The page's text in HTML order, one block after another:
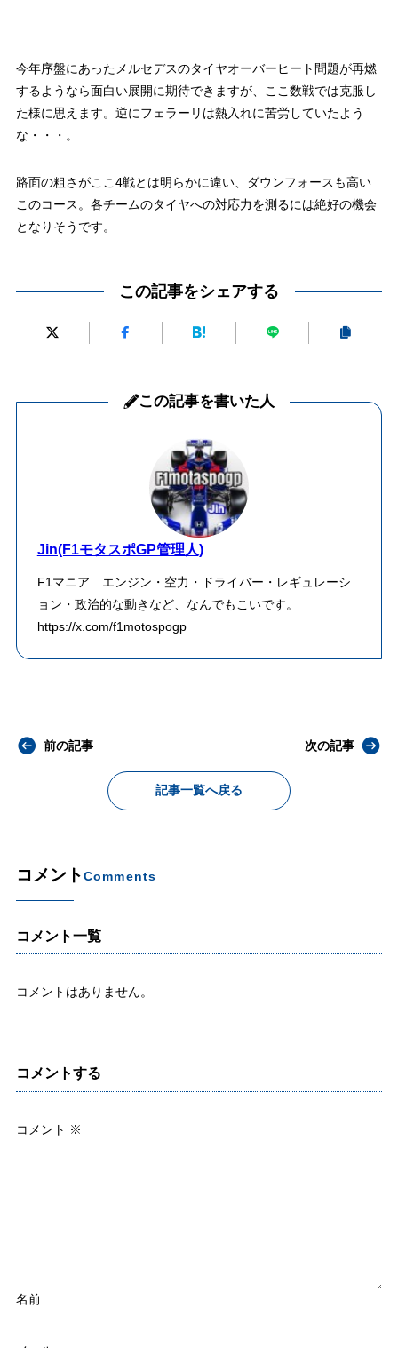
今年序盤にあったメルセデスのタイヤオーバーヒート問題が再燃
するようなら面白い展開に期待できますが、ここ数戦では克服し
た様に思えます。逆にフェラーリは熱入れに苦労していたよう
な・・・。
路面の粗さがここ4戦とは明らかに違い、ダウンフォースも高い
このコース。各チームのタイヤへの対応力を測るには絶好の機会
となりそうです。
この記事をシェアする
この記事を書いた人
Jin(F1モタスポGP管理人)
F1マニア エンジン・空力・ドライバー・レギュレーシ
ョン・政治的な動きなど、なんでもこいです。
https://x.com/f1motospogp
前の記事
記事一覧へ戻る
次の記事
コメントComments
コメント一覧
コメントはありません。
コメントする
コメント ※
名前